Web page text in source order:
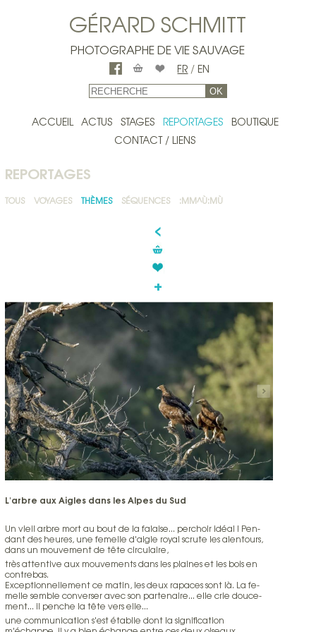
GÉRARD SCHMITT
PHOTOGRAPHE DE VIE SAUVAGE
FR / EN
OK
ACCUEIL ACTUS STAGES REPORTAGES
BOUTIQUE
CONTACT / LIENS
REPORTAGES
TOUS VOYAGES THÈMES SÉQUENCES :MM^Ù:MÙ
<
+
L'ar­bre aux Ai­gles dans les Al­pes du Sud
Un vieil ar­bre mort au bout de la fa­laise... per­choir idéal ! Pen­
dant des heu­res, une fe­melle d'ai­gle royal scrute les alen­tours,
dans un mou­ve­ment de tête cir­cu­laire,
très at­ten­tive aux mou­ve­ments dans les plai­nes et les bois en
con­tre­bas.
Ex­cep­tion­nel­le­ment ce ma­tin, les deux ra­pa­ces sont là. La fe­
melle sem­ble con­ver­ser avec son par­te­naire... elle crie dou­ce­
ment... il pen­che la tête vers elle...
une com­mu­ni­ca­tion s'est éta­blie dont la si­gni­fi­ca­tion